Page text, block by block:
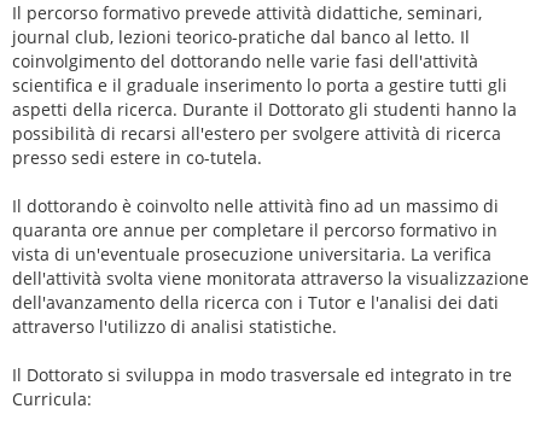
Il percorso formativo prevede attività didattiche, seminari,
journal club, lezioni teorico-pratiche dal banco al letto. Il
coinvolgimento del dottorando nelle varie fasi dell'attività
scientifica e il graduale inserimento lo porta a gestire tutti gli
aspetti della ricerca. Durante il Dottorato gli studenti hanno la
possibilità di recarsi all'estero per svolgere attività di ricerca
presso sedi estere in co-tutela.
Il dottorando è coinvolto nelle attività fino ad un massimo di
quaranta ore annue per completare il percorso formativo in
vista di un'eventuale prosecuzione universitaria. La verifica
dell'attività svolta viene monitorata attraverso la visualizzazione
dell'avanzamento della ricerca con i Tutor e l'analisi dei dati
attraverso l'utilizzo di analisi statistiche.
Il Dottorato si sviluppa in modo trasversale ed integrato in tre
Curricula: